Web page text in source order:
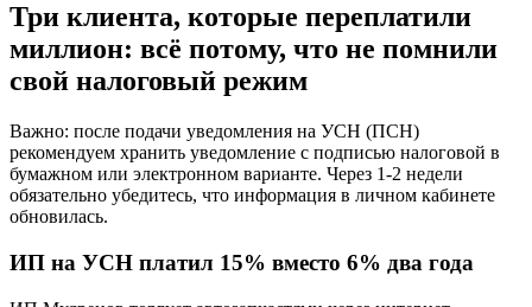
Три клиента, которые переплатили
миллион: всё потому, что не помнили
свой налоговый режим
Важно: после подачи уведомления на УСН (ПСН)
рекомендуем хранить уведомление с подписью налоговой в
бумажном или электронном варианте. Через 1-2 недели
обязательно убедитесь, что информация в личном кабинете
обновилась.
ИП на УСН платил 15% вместо 6% два года